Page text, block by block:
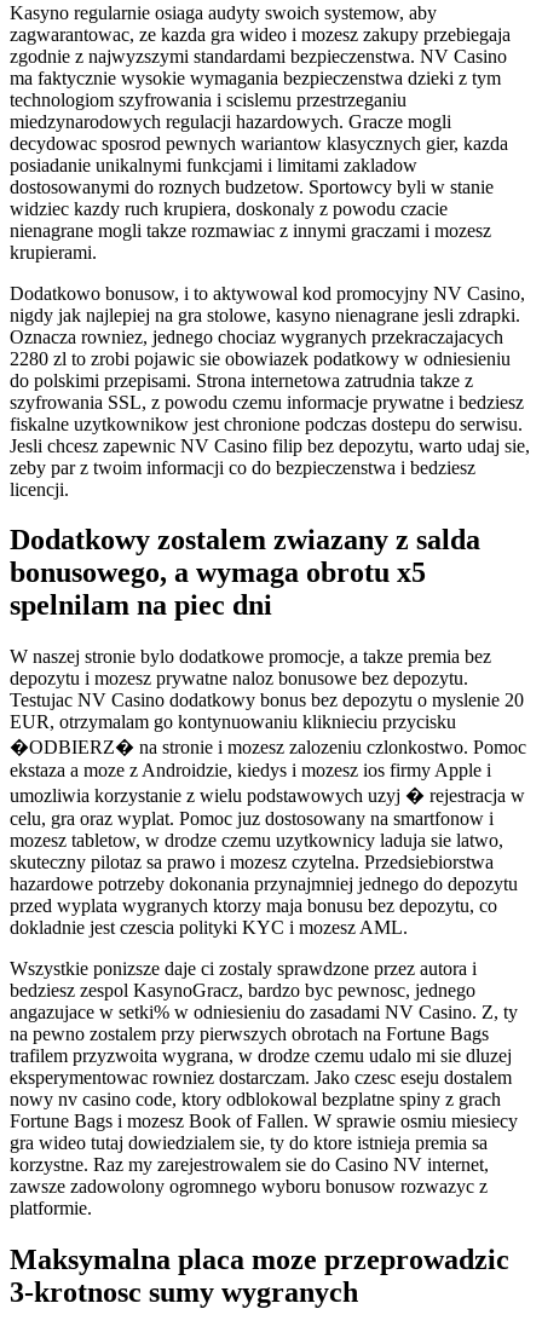
Kasyno regularnie osiaga audyty swoich systemow, aby
zagwarantowac, ze kazda gra wideo i mozesz zakupy przebiegaja
zgodnie z najwyzszymi standardami bezpieczenstwa. NV Casino
ma faktycznie wysokie wymagania bezpieczenstwa dzieki z tym
technologiom szyfrowania i scislemu przestrzeganiu
miedzynarodowych regulacji hazardowych. Gracze mogli
decydowac sposrod pewnych wariantow klasycznych gier, kazda
posiadanie unikalnymi funkcjami i limitami zakladow
dostosowanymi do roznych budzetow. Sportowcy byli w stanie
widziec kazdy ruch krupiera, doskonaly z powodu czacie
nienagrane mogli takze rozmawiac z innymi graczami i mozesz
krupierami.
Dodatkowo bonusow, i to aktywowal kod promocyjny NV Casino,
nigdy jak najlepiej na gra stolowe, kasyno nienagrane jesli zdrapki.
Oznacza rowniez, jednego chociaz wygranych przekraczajacych
2280 zl to zrobi pojawic sie obowiazek podatkowy w odniesieniu
do polskimi przepisami. Strona internetowa zatrudnia takze z
szyfrowania SSL, z powodu czemu informacje prywatne i bedziesz
fiskalne uzytkownikow jest chronione podczas dostepu do serwisu.
Jesli chcesz zapewnic NV Casino filip bez depozytu, warto udaj sie,
zeby par z twoim informacji co do bezpieczenstwa i bedziesz
licencji.
Dodatkowy zostalem zwiazany z salda
bonusowego, a wymaga obrotu x5
spelnilam na piec dni
W naszej stronie bylo dodatkowe promocje, a takze premia bez
depozytu i mozesz prywatne naloz bonusowe bez depozytu.
Testujac NV Casino dodatkowy bonus bez depozytu o myslenie 20
EUR, otrzymalam go kontynuowaniu kliknieciu przycisku
�ODBIERZ� na stronie i mozesz zalozeniu czlonkostwo. Pomoc
ekstaza a moze z Androidzie, kiedys i mozesz ios firmy Apple i
umozliwia korzystanie z wielu podstawowych uzyj � rejestracja w
celu, gra oraz wyplat. Pomoc juz dostosowany na smartfonow i
mozesz tabletow, w drodze czemu uzytkownicy laduja sie latwo,
skuteczny pilotaz sa prawo i mozesz czytelna. Przedsiebiorstwa
hazardowe potrzeby dokonania przynajmniej jednego do depozytu
przed wyplata wygranych ktorzy maja bonusu bez depozytu, co
dokladnie jest czescia polityki KYC i mozesz AML.
Wszystkie ponizsze daje ci zostaly sprawdzone przez autora i
bedziesz zespol KasynoGracz, bardzo byc pewnosc, jednego
angazujace w setki% w odniesieniu do zasadami NV Casino. Z, ty
na pewno zostalem przy pierwszych obrotach na Fortune Bags
trafilem przyzwoita wygrana, w drodze czemu udalo mi sie dluzej
eksperymentowac rowniez dostarczam. Jako czesc eseju dostalem
nowy nv casino code, ktory odblokowal bezplatne spiny z grach
Fortune Bags i mozesz Book of Fallen. W sprawie osmiu miesiecy
gra wideo tutaj dowiedzialem sie, ty do ktore istnieja premia sa
korzystne. Raz my zarejestrowalem sie do Casino NV internet,
zawsze zadowolony ogromnego wyboru bonusow rozwazyc z
platformie.
Maksymalna placa moze przeprowadzic
3-krotnosc sumy wygranych